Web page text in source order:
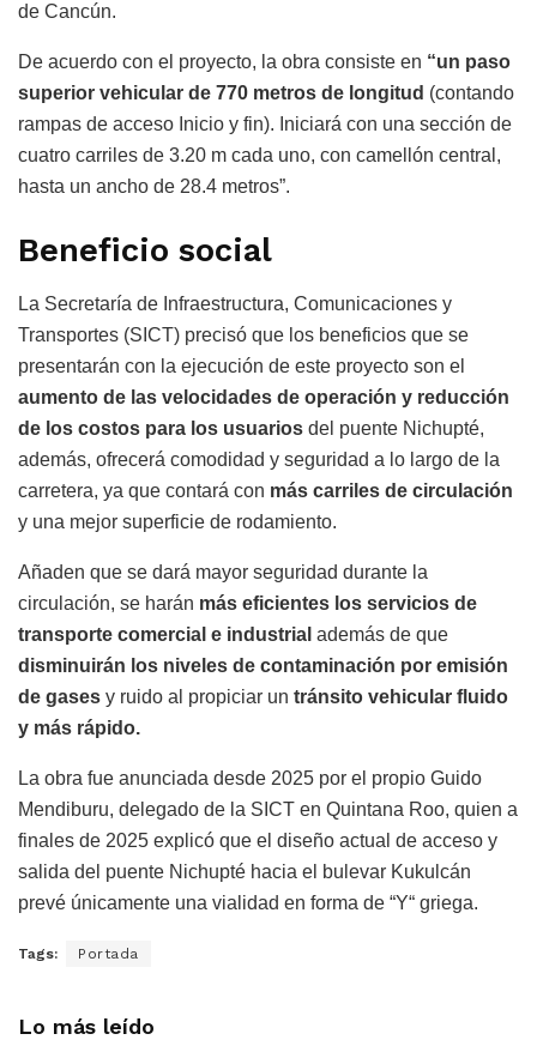
de Cancún.
De acuerdo con el proyecto, la obra consiste en “un paso
superior vehicular de 770 metros de longitud (contando
rampas de acceso Inicio y fin). Iniciará con una sección de
cuatro carriles de 3.20 m cada uno, con camellón central,
hasta un ancho de 28.4 metros”.
Beneficio social
La Secretaría de Infraestructura, Comunicaciones y
Transportes (SICT) precisó que los beneficios que se
presentarán con la ejecución de este proyecto son el
aumento de las velocidades de operación y reducción
de los costos para los usuarios del puente Nichupté,
además, ofrecerá comodidad y seguridad a lo largo de la
carretera, ya que contará con más carriles de circulación
y una mejor superficie de rodamiento.
Añaden que se dará mayor seguridad durante la
circulación, se harán más eficientes los servicios de
transporte comercial e industrial además de que
disminuirán los niveles de contaminación por emisión
de gases y ruido al propiciar un tránsito vehicular fluido
y más rápido.
La obra fue anunciada desde 2025 por el propio Guido
Mendiburu, delegado de la SICT en Quintana Roo, quien a
finales de 2025 explicó que el diseño actual de acceso y
salida del puente Nichupté hacia el bulevar Kukulcán
prevé únicamente una vialidad en forma de “Y“ griega.
Tags: Portada
Lo más leído